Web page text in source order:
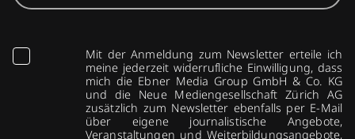
Mit der Anmeldung zum Newsletter erteile ich
meine jederzeit widerrufliche Einwilligung, dass
mich die Ebner Media Group GmbH & Co. KG
und die Neue Mediengesellschaft Zürich AG
zusätzlich zum Newsletter ebenfalls per E-Mail
über eigene journalistische Angebote,
Veranstaltungen und Weiterbildungsangebote,